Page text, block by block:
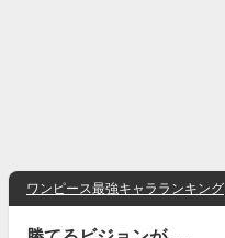
ワンピース最強キャラランキング